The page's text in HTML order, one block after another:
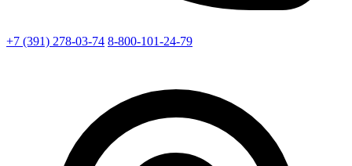
+7 (391) 278-03-74 8-800-101-24-79